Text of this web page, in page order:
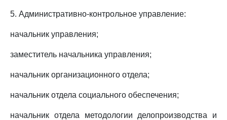
5. Административно-контрольное управление:
начальник управления;
заместитель начальника управления;
начальник организационного отдела;
начальник отдела социального обеспечения;
начальник отдела методологии делопроизводства и